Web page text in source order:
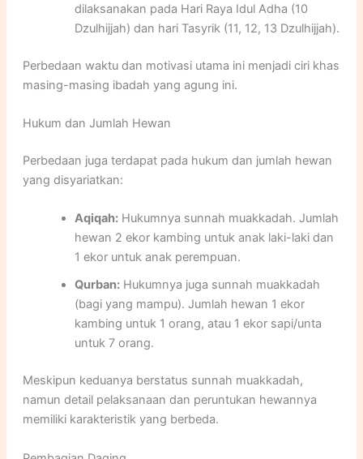
dilaksanakan pada Hari Raya Idul Adha (10
Dzulhijjah) dan hari Tasyrik (11, 12, 13 Dzulhijjah).
Perbedaan waktu dan motivasi utama ini menjadi ciri khas
masing-masing ibadah yang agung ini.
Hukum dan Jumlah Hewan
Perbedaan juga terdapat pada hukum dan jumlah hewan
yang disyariatkan:
Aqiqah:Hukumnya sunnah muakkadah. Jumlah
hewan 2 ekor kambing untuk anak laki-laki dan
1 ekor untuk anak perempuan.
Qurban:Hukumnya juga sunnah muakkadah
(bagi yang mampu). Jumlah hewan 1 ekor
kambing untuk 1 orang, atau 1 ekor sapi/unta
untuk 7 orang.
Meskipun keduanya berstatus sunnah muakkadah,
namun detail pelaksanaan dan peruntukan hewannya
memiliki karakteristik yang berbeda.